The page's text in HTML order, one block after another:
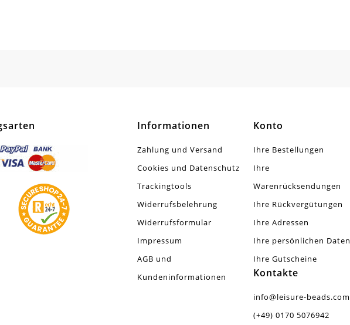
Informationen
Zahlung und Versand
Cookies und Datenschutz
Trackingtools
Widerrufsbelehrung
Widerrufsformular
Impressum
AGB und
Kundeninformationen
Konto
Ihre Bestellungen
Ihre
Warenrücksendungen
Ihre Rückvergütungen
Ihre Adressen
Ihre persönlichen Daten
Ihre Gutscheine
Kontakte
info@leisure-beads.com
(+49) 0170 5076942